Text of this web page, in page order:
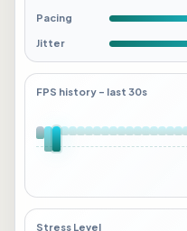
Pacing
Jitter
FPS history - last 30s
Stress Level